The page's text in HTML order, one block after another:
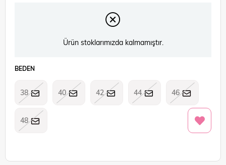
Ürün stoklarımızda kalmamıştır.
BEDEN
38 40 42 44 46
48